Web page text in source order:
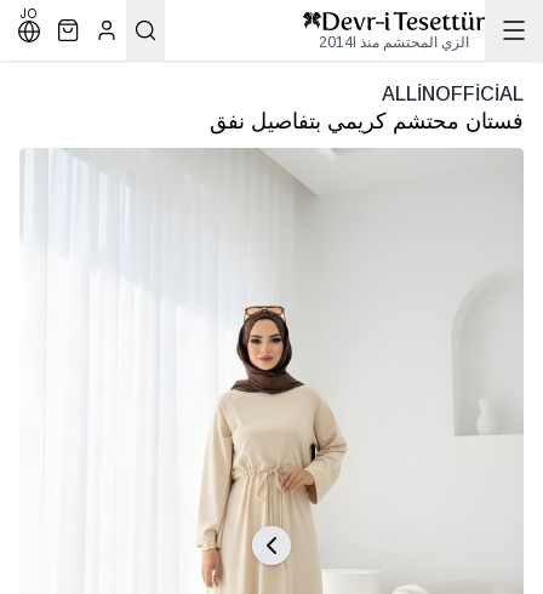
الزي المحتشم منذ 2014l
JO
ALLİNOFFİCİAL
فستان محتشم كريمي بتفاصيل نفق